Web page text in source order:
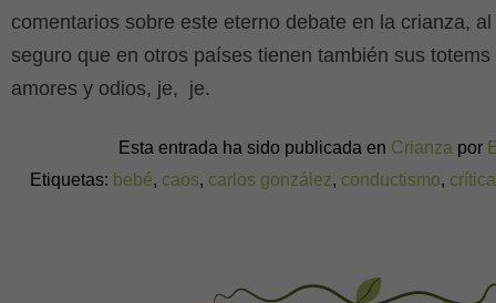
comentarios sobre este eterno debate en la crianza,
seguro que en otros países tienen también sus
amores y odios, je, je.
Esta entrada ha sido publicada en Crianza por
Etiquetas: bebé, caos, carlos gonzález, conductismo,